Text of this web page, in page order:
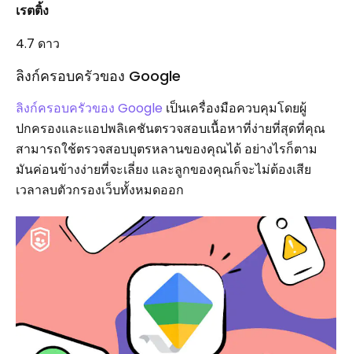
เรตติ้ง
4.7 ดาว
ลิงก์ครอบครัวของ Google
ลิงก์ครอบครัวของ Google เป็นเครื่องมือควบคุมโดยผู้
ปกครองและแอปพลิเคชันตรวจสอบเนื้อหาที่ง่ายที่สุดที่คุณ
สามารถใช้ตรวจสอบบุตรหลานของคุณได้ อย่างไรก็ตาม
มันค่อนข้างง่ายที่จะเลี่ยง และลูกของคุณก็จะไม่ต้องเสีย
เวลาลบตัวกรองเว็บทั้งหมดออก